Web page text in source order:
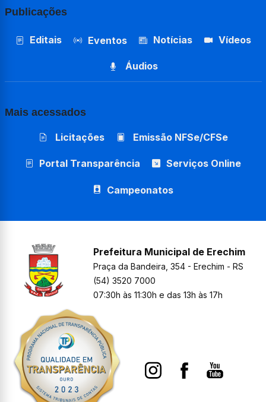
Publicações
Editais Eventos Notícias Vídeos
Áudios
Mais acessados
Licitações Emissão NFSe/CFSe
Portal Transparência Serviços Online
Campeonatos
Prefeitura Municipal de Erechim
Praça da Bandeira, 354 - Erechim - RS
(54) 3520 7000
07:30h às 11:30h e das 13h às 17h